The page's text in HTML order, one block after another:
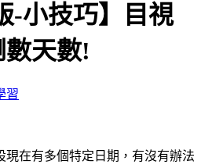
-小技巧】目視
天數!
習
現在有多個特定日期，有沒有辦法